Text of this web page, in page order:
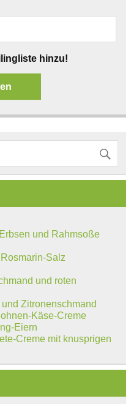
hinzu!
und Rahmsoße
Salz
und roten
Zitronenschmand
Käse-Creme
Eiern
Creme mit knusprigen